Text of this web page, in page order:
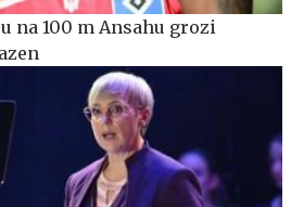
na 100 m Ansahu grozi